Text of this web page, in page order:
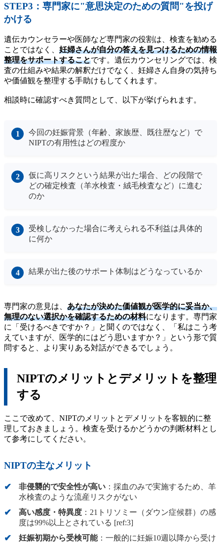
STEP3：専門家に"意思決定のための質問"を投げ
かける
遺伝カウンセラーや医師など専門家の役割は、検査を勧める
ことではなく、 妊婦さんが自分の答えを見つけるための情報
整理をサポートすることです。遺伝カウンセリングでは、検
査の仕組みや結果の解釈だけでなく、妊婦さん自身の気持ち
や価値観を整理する手助けもしてくれます。
相談時に確認すべき質問として、以下が挙げられます。
今回の妊娠背景（年齢、家族歴、既往歴など）で
NIPTの有用性はどの程度か
仮に高リスクという結果が出た場合、どの段階で
どの確定検査（羊水検査・絨毛検査など）に進む
のか
受検しなかった場合に考えられる不利益は具体的
に何か
結果が出た後のサポート体制はどうなっているか
専門家の意見は、 あなたが決めた価値観が医学的に妥当か、
無理のない選択かを確認するための材料になります。専門家
に「受けるべきですか？」と聞くのではなく、「私はこう考
えていますが、医学的にはどう思いますか？」という形で質
問すると、より実りある対話ができるでしょう。
NIPTのメリットとデメリットを整理
する
ここで改めて、NIPTのメリットとデメリットを客観的に整
理しておきましょう。検査を受けるかどうかの判断材料とし
て参考にしてください。
NIPTの主なメリット
非侵襲的で安全性が高い ：採血のみで実施するため、羊
水検査のような流産リスクがない
高い感度・特異度 ：21トリソミー（ダウン症候群）の感
度は99%以上とされている [ref:3]
妊娠初期から受検可能：一般的に妊娠10週以降から受け